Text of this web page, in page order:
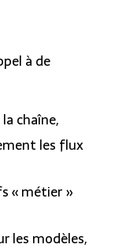
à de
chaîne,
les flux
« métier »
les modèles,